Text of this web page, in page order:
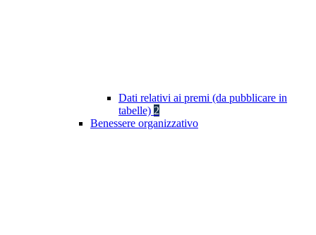
Dati relativi ai premi (da pubblicare in
tabelle) 2
Benessere organizzativo